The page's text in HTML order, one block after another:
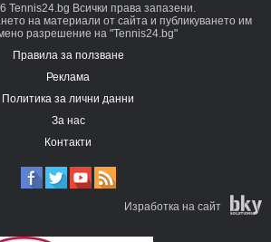
Tennis24.bg Всички права запазени.
на материали от сайта и публикуването им
разрешение на "Tennis24.bg"
Правила за ползване
Реклама
Политика за лични данни
За нас
Контакти
Изработка на сайт